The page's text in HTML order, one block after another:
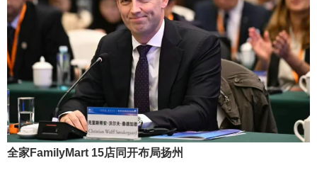
全家FamilyMart 15店同开布局扬州